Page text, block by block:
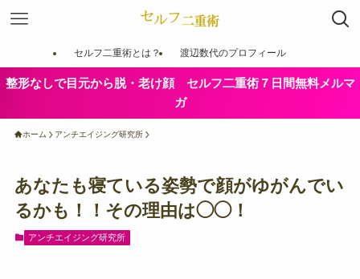
セルフ二重術とは？ 渡辺数代のプロフィール
整形なしで目元から脱・老け顔 セルフ二重術７日間無料メルマ
ガ
ホーム アンチエイジング研究所
あなたも寝ている姿勢で顔がゆがんでい
るかも！！その理由は◯◯！
アンチエイジング研究所